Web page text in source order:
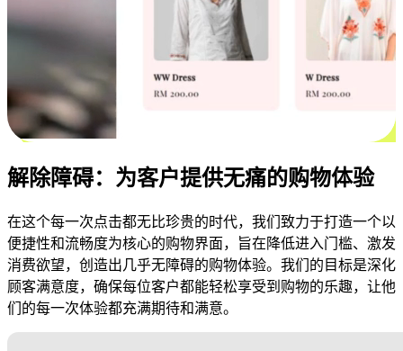
解除障碍：为客户提供无痛的购物体验
在这个每一次点击都无比珍贵的时代，我们致力于打造一个以
便捷性和流畅度为核心的购物界面，旨在降低进入门槛、激发
消费欲望，创造出几乎无障碍的购物体验。我们的目标是深化
顾客满意度，确保每位客户都能轻松享受到购物的乐趣，让他
们的每一次体验都充满期待和满意。